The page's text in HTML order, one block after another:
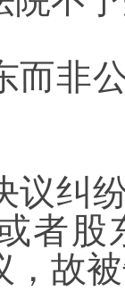
而非
议纠
者
，故